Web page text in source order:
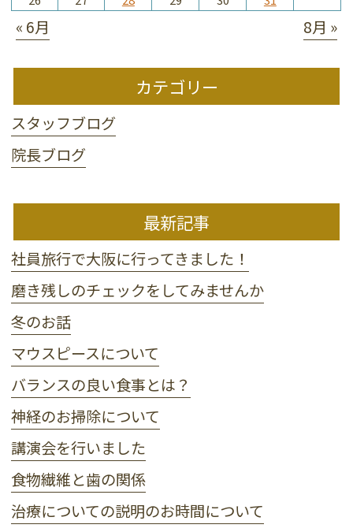
« 6月 8月 »
カテゴリー
スタッフブログ
院長ブログ
最新記事
社員旅行で大阪に行ってきました！
磨き残しのチェックをしてみませんか
冬のお話
マウスピースについて
バランスの良い食事とは？
神経のお掃除について
講演会を行いました
食物繊維と歯の関係
治療についての説明のお時間について